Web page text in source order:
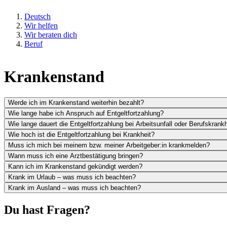
Deutsch
Wir helfen
Wir beraten dich
Beruf
Krankenstand
Werde ich im Krankenstand weiterhin bezahlt?
Wie lange habe ich Anspruch auf Entgeltfortzahlung?
Wie lange dauert die Entgeltfortzahlung bei Arbeitsunfall oder
Wie hoch ist die Entgeltfortzahlung bei Krankheit?
Muss ich mich bei meinem bzw. meiner Arbeitgeber:in krankmelden?
Wann muss ich eine Arztbestätigung bringen?
Kann ich im Krankenstand gekündigt werden?
Krank im Urlaub – was muss ich beachten?
Krank im Ausland – was muss ich beachten?
Du hast Fragen?